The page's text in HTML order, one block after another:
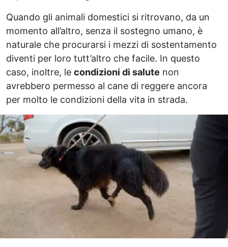
Quando gli animali domestici si ritrovano, da un
momento all’altro, senza il sostegno umano, è
naturale che procurarsi i mezzi di sostentamento
diventi per loro tutt’altro che facile. In questo
caso, inoltre, le condizioni di salute non
avrebbero permesso al cane di reggere ancora
per molto le condizioni della vita in strada.